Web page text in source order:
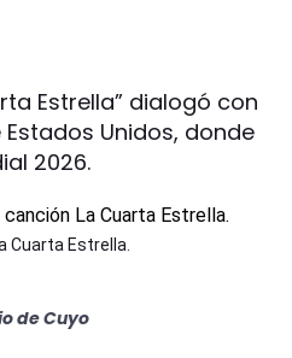
Estrella” dialogó con
Unidos, donde
2026.
Cuarta Estrella.
de Cuyo